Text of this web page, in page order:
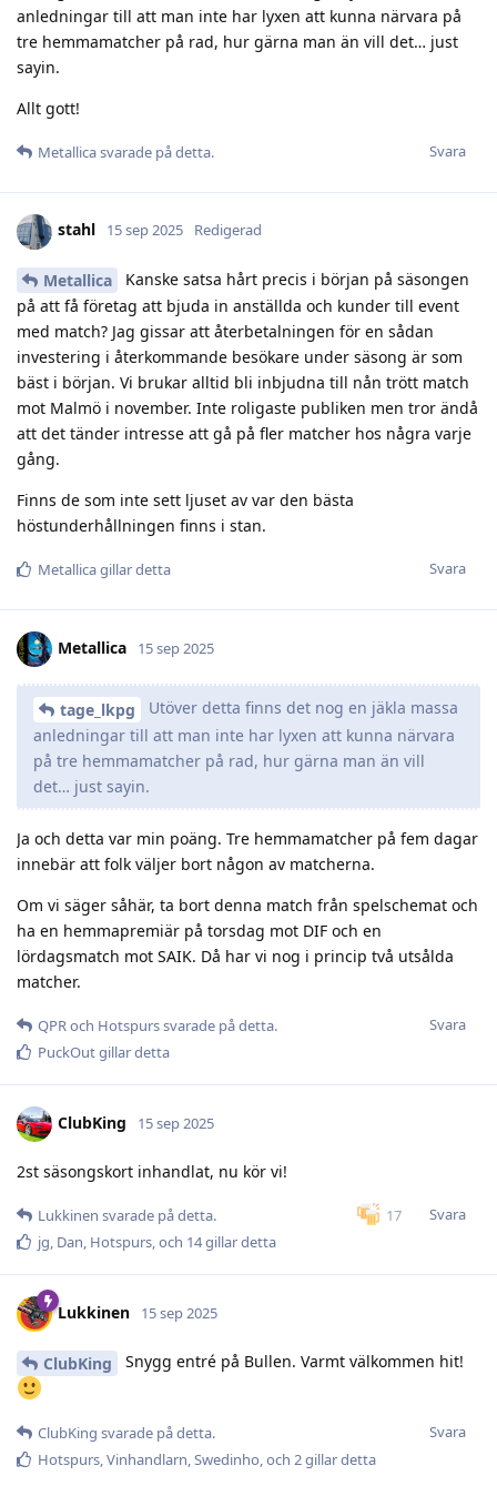
anledningar till att man inte har lyxen att kunna närvara på
tre hemmamatcher på rad, hur gärna man än vill det… just
sayin.
Allt gott!
Svara
Metallicasvarade på detta.
stahl 15 sep 2025 Redigerad
Metallica
Kanske satsa hårt precis i början på säsongen
på att få företag att bjuda in anställda och kunder till event
med match? Jag gissar att återbetalningen för en sådan
investering i återkommande besökare under säsong är som
bäst i början. Vi brukar alltid bli inbjudna till nån trött match
mot Malmö i november. Inte roligaste publiken men tror ändå
att det tänder intresse att gå på fler matcher hos några varje
gång.
Finns de som inte sett ljuset av var den bästa
höstunderhållningen finns i stan.
Svara
Metallicagillar detta
Metallica 15 sep 2025
tage_lkpg
Utöver detta finns det nog en jäkla massa
anledningar till att man inte har lyxen att kunna närvara
på tre hemmamatcher på rad, hur gärna man än vill
det… just sayin.
Ja och detta var min poäng. Tre hemmamatcher på fem dagar
innebär att folk väljer bort någon av matcherna.
Om vi säger såhär, ta bort denna match från spelschemat och
ha en hemmapremiär på torsdag mot DIF och en
lördagsmatch mot SAIK. Då har vi nog i princip två utsålda
matcher.
Svara
QPRoch Hotspurssvarade på detta.
PuckOutgillar detta
ClubKing 15 sep 2025
2st säsongskort inhandlat, nu kör vi!
17 Svara
Lukkinen svarade på detta.
jg, Dan, Hotspurs, och 14gillar detta
Lukkinen 15 sep 2025
ClubKing Snygg entré på Bullen. Varmt välkommen hit!
Svara
ClubKing svarade på detta.
Hotspurs,Vinhandlarn,Swedinho, och 2gillar detta